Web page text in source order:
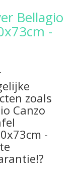
Bellagio
-
zoals
Canzo
-